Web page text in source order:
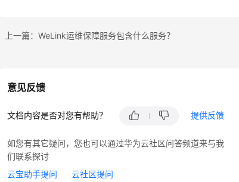
上一篇：WeLink运维保障服务包含什么服务？
意见反馈
文档内容是否对您有帮助？ 提供反馈
如您有其它疑问，您也可以通过华为云社区问答频道来与我
们联系探讨
云宝助手提问
云社区提问